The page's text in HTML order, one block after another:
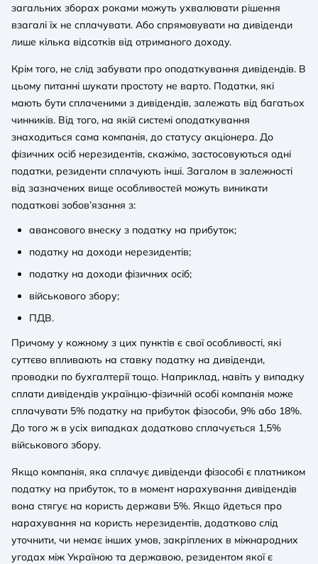
загальних зборах роками можуть ухвалювати рішення
взагалі їх не сплачувати. Або спрямовувати на дивіденди
лише кілька відсотків від отриманого доходу.
Крім того, не слід забувати про оподаткування дивідендів. В
цьому питанні шукати простоту не варто. Податки, які
мають бути сплаченими з дивідендів, залежать від багатьох
чинників. Від того, на якій системі оподаткування
знаходиться сама компанія, до статусу акціонера. До
фізичних осіб нерезидентів, скажімо, застосовуються одні
податки, резиденти сплачують інші. Загалом в залежності
від зазначених вище особливостей можуть виникати
податкові зобов’язання з:
авансового внеску з податку на прибуток;
податку на доходи нерезидентів;
податку на доходи фізичних осіб;
військового збору;
ПДВ.
Причому у кожному з цих пунктів є свої особливості, які
суттєво впливають на ставку податку на дивіденди,
проводки по бухгалтерії тощо. Наприклад, навіть у випадку
сплати дивідендів українцю-фізичній особі компанія може
сплачувати 5% податку на прибуток фізособи, 9% або 18%.
До того ж в усіх випадках додатково сплачується 1,5%
військового збору.
Якщо компанія, яка сплачує дивіденди фізособі є платником
податку на прибуток, то в момент нарахування дивідендів
вона стягує на користь держави 5%. Якщо йдеться про
нарахування на користь нерезидентів, додатково слід
уточнити, чи немає інших умов, закріплених в міжнародних
угодах між Україною та державою, резидентом якої є